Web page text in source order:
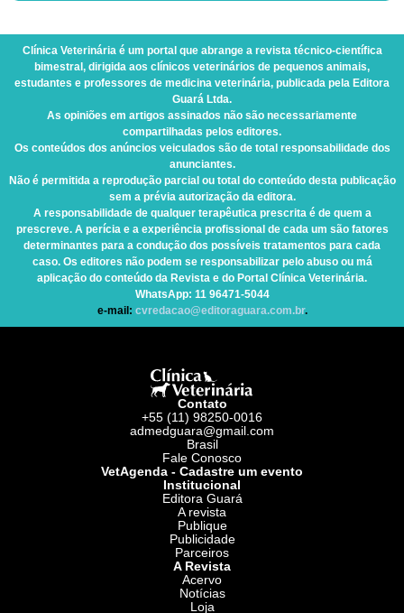
Clínica Veterinária é um portal que abrange a revista técnico-científica
bimestral, dirigida aos clínicos veterinários de pequenos animais,
estudantes e professores de medicina veterinária, publicada pela Editora
Guará Ltda.
As opiniões em artigos assinados não são necessariamente
compartilhadas pelos editores.
Os conteúdos dos anúncios veiculados são de total responsabilidade dos
anunciantes.
Não é permitida a reprodução parcial ou total do conteúdo desta publicação
sem a prévia autorização da editora.
A responsabilidade de qualquer terapêutica prescrita é de quem a
prescreve. A perícia e a experiência profissional de cada um são fatores
determinantes para a condução dos possíveis tratamentos para cada
caso. Os editores não podem se responsabilizar pelo abuso ou má
aplicação do conteúdo da Revista e do Portal Clínica Veterinária.
WhatsApp: 11 96471-5044
e-mail: cvredacao@editoraguara.com.br.
Contato
+55 (11) 98250-0016
admedguara@gmail.com
Brasil
Fale Conosco
VetAgenda - Cadastre um evento
Institucional
Editora Guará
A revista
Publique
Publicidade
Parceiros
A Revista
Acervo
Notícias
Loja